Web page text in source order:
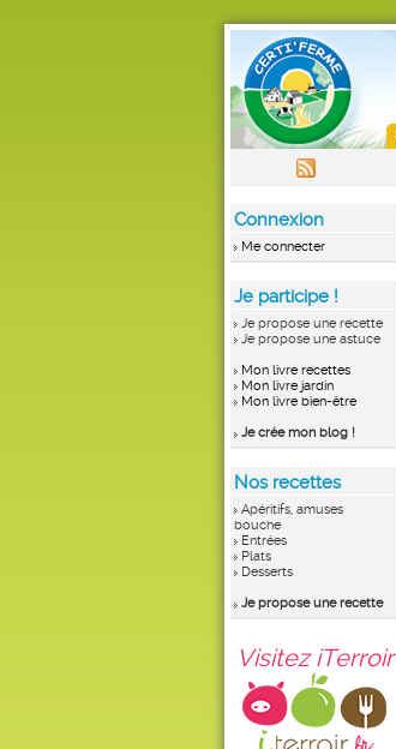
Connexion
Me connecter
Je participe !
Je propose une recette
Je propose une astuce
Mon livre recettes
Mon livre jardin
Mon livre bien-être
Je crée mon blog !
Nos recettes
Apéritifs, amuses
bouche
Entrées
Plats
Desserts
Je propose une recette
Visitez iTerroir